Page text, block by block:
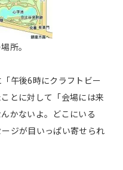
所。
午後6時にクラフトビー
とに対して「会場には来
かないよ。どこにいる
ジが目いっぱい寄せられ